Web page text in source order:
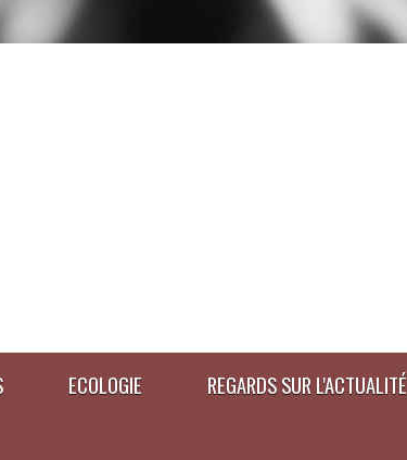
ECOLOGIE REGARDS SUR L'ACTUALITÉ